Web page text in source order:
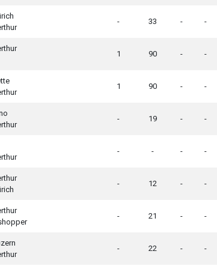
- 33 - -
1 90 - -
1 90 - -
- 19 - -
- - - -
- 12 - -
- 21 - -
- 22 - -